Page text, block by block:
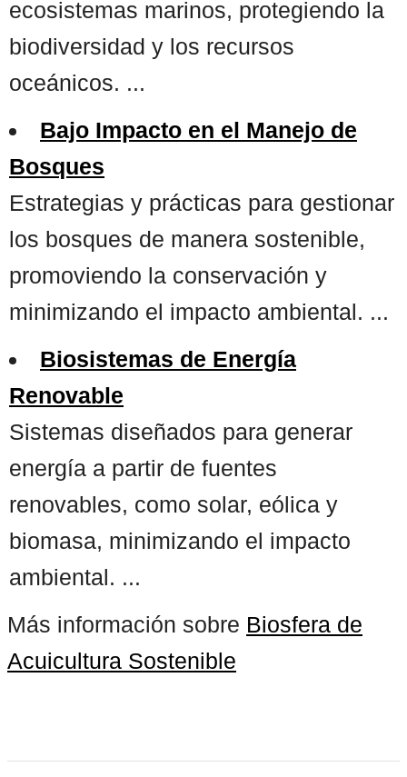
ecosistemas marinos, protegiendo la
biodiversidad y los recursos
oceánicos. ...
Bajo Impacto en el Manejo de
Bosques
Estrategias y prácticas para gestionar
los bosques de manera sostenible,
promoviendo la conservación y
minimizando el impacto ambiental. ...
Biosistemas de Energía
Renovable
Sistemas diseñados para generar
energía a partir de fuentes
renovables, como solar, eólica y
biomasa, minimizando el impacto
ambiental. ...
Más información sobre Biosfera de
Acuicultura Sostenible